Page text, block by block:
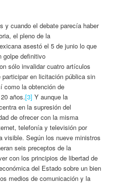
y cuando el debate parecía haber
el pleno de la
asestó el 5 de junio lo que
golpe definitivo
sólo invalidar cuatro artículos
en licitación pública sin
como la obtención de
años.[3] Y aunque la
en la supresión del
de ofrecer con la misma
telefonía y televisión por
visible. Según los nueve ministros
seis preceptos de la
con los principios de libertad de
del Estado sobre un bien
medios de comunicación y la